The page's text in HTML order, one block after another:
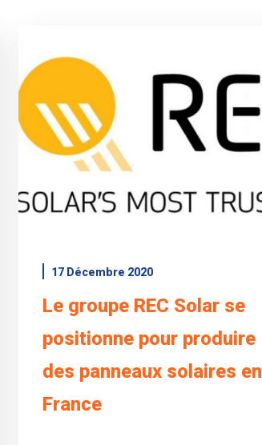
17 Décembre 2020
Le groupe REC Solar se
positionne pour produire
des panneaux solaires en
France